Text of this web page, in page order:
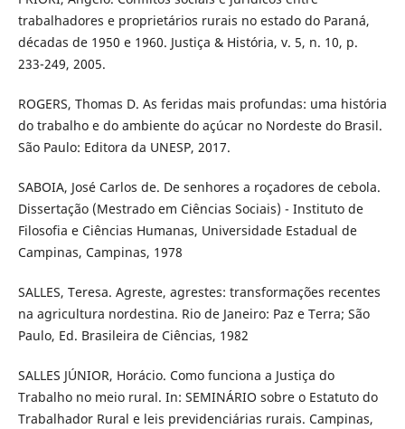
trabalhadores e proprietários rurais no estado do Paraná,
décadas de 1950 e 1960. Justiça & História, v. 5, n. 10, p.
233-249, 2005.
ROGERS, Thomas D. As feridas mais profundas: uma história
do trabalho e do ambiente do açúcar no Nordeste do Brasil.
São Paulo: Editora da UNESP, 2017.
SABOIA, José Carlos de. De senhores a roçadores de cebola.
Dissertação (Mestrado em Ciências Sociais) - Instituto de
Filosofia e Ciências Humanas, Universidade Estadual de
Campinas, Campinas, 1978
SALLES, Teresa. Agreste, agrestes: transformações recentes
na agricultura nordestina. Rio de Janeiro: Paz e Terra; São
Paulo, Ed. Brasileira de Ciências, 1982
SALLES JÚNIOR, Horácio. Como funciona a Justiça do
Trabalho no meio rural. In: SEMINÁRIO sobre o Estatuto do
Trabalhador Rural e leis previdenciárias rurais. Campinas,